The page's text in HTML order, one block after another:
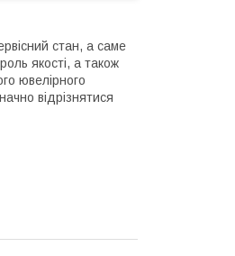
стан, а саме
якості, а також
ювелірного
відрізнятися